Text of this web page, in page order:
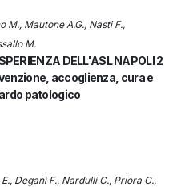
M., Mautone A.G., Nasti F.,
M.
DELL'ASL NAPOLI 2
accoglienza, cura e
patologico
Degani F., Nardulli C., Priora C.,